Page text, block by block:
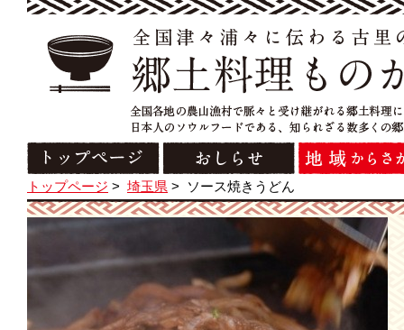
トップページ > 埼玉県 > ソース焼きうどん